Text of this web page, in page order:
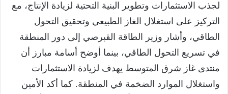
لجذب الاستثمارات وتطوير البنية التحتية لزيادة الإنتاج، مع
التركيز على استغلال الغاز الطبيعي وتحقيق التحول
الطاقي، وأشار وزير الطاقة القبرصي إلى دور المنطقة
في تسريع التحول الطاقي، بينما أوضح أسامة مبارز أن
منتدى غاز شرق المتوسط يهدف لزيادة الاستثمارات
واستغلال الموارد الضخمة في المنطقة. كما أكد الأمين